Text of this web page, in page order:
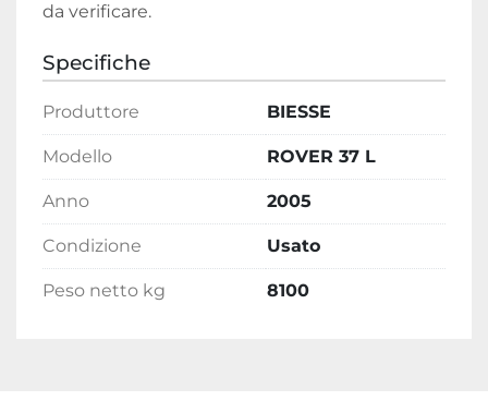
da verificare.
Specifiche
Produttore BIESSE
Modello ROVER 37 L
Anno 2005
Condizione Usato
Peso netto kg 8100